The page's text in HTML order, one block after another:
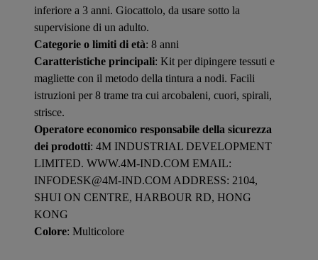
inferiore a 3 anni. Giocattolo, da usare sotto la
supervisione di un adulto.
Categorie o limiti di età: 8 anni
Caratteristiche principali: Kit per dipingere tessuti e
magliette con il metodo della tintura a nodi. Facili
istruzioni per 8 trame tra cui arcobaleni, cuori, spirali,
strisce.
Operatore economico responsabile della sicurezza
dei prodotti: 4M INDUSTRIAL DEVELOPMENT
LIMITED. WWW.4M-IND.COM EMAIL:
INFODESK@4M-IND.COM ADDRESS: 2104,
SHUI ON CENTRE, HARBOUR RD, HONG
KONG
Colore: Multicolore